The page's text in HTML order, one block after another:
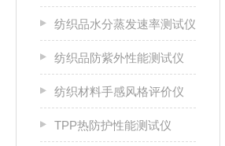
纺织品水分蒸发速率测试仪
纺织品防紫外性能测试仪
纺织材料手感风格评价仪
TPP热防护性能测试仪